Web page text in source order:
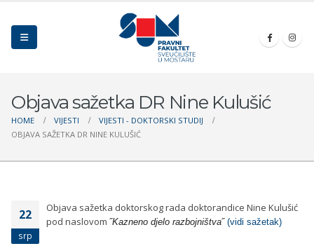
Objava sažetka DR Nine Kulušić
HOME VIJESTI
VIJESTI - DOKTORSKI STUDIJ
OBJAVA SAŽETKA DR NINE KULUŠIĆ
22
srp
Objava sažetka doktorskog rada doktorandice Nine Kulušić
pod naslovom ˝Kazneno djelo razbojništva˝ (vidi sažetak)